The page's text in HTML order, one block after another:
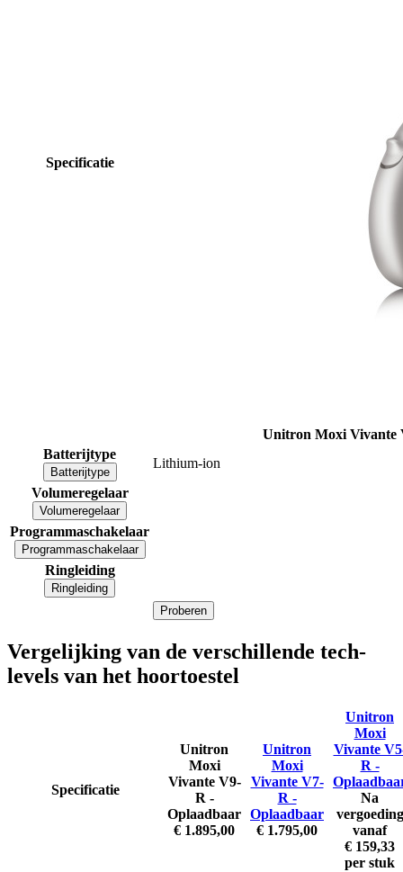
Specificatie
Unitron Moxi Vivante
Batterijtype
Batterijtype
Lithium-ion
Volumeregelaar
Volumeregelaar
Programmaschakelaar
Programmaschakelaar
Ringleiding
Ringleiding
Proberen
Vergelijking van de verschillende tech-
levels van het hoortoestel
Specificatie
Unitron
Moxi
Vivante V9-
R -
Oplaadbaar
€ 1.895,00
Unitron
Moxi
Vivante V7-
R -
Oplaadbaar
€ 1.795,00
Unitron
Moxi
Vivante
R -
Na
vergoeding
vanaf
€ 159,33
per stuk